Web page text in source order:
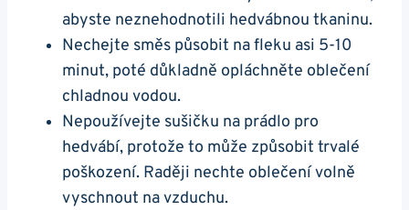
abyste neznehodnotili hedvábnou tkaninu.
Nechejte směs působit na fleku asi 5-10
minut, poté důkladně opláchněte oblečení
chladnou vodou.
Nepoužívejte sušičku na prádlo pro
hedvábí, protože to může způsobit trvalé
poškození. Raději nechte oblečení volně
vyschnout na vzduchu.